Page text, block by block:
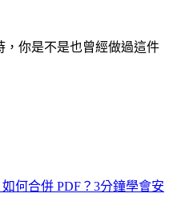
，你是不是也曾經做過這件
如何合併 PDF？3分鐘學會安